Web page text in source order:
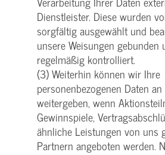
Dienstleister. Diese wurden
sorgfältig ausgewählt und
unsere Weisungen gebunden
regelmäßig kontrolliert.
(3) Weiterhin können wir Ihre
personenbezogenen Daten
weitergeben, wenn
Gewinnspiele,
ähnliche Leistungen von uns
Partnern angeboten werden.